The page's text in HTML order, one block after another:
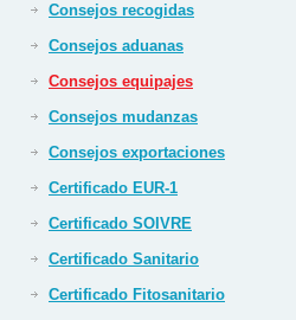
Consejos recogidas
Consejos aduanas
Consejos equipajes
Consejos mudanzas
Consejos exportaciones
Certificado EUR-1
Certificado SOIVRE
Certificado Sanitario
Certificado Fitosanitario